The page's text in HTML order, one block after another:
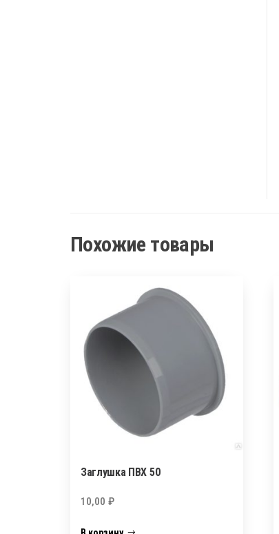
Похожие товары
Заглушка ПВХ 50
10,00 ₽